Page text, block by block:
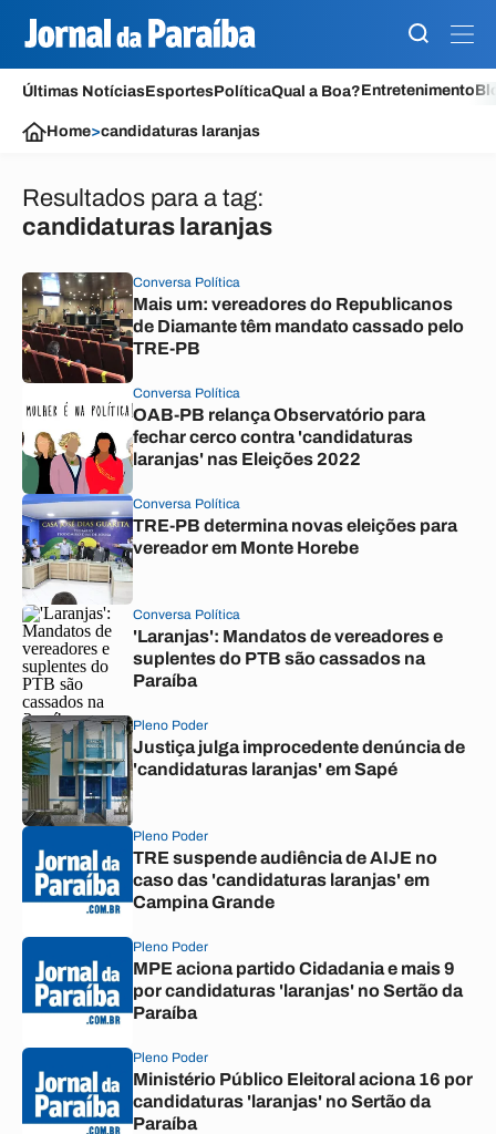
Últimas NotíciasEsportesPolíticaQual a Boa?Entretenimento
Home>candidaturas laranjas
Resultados para a tag:
candidaturas laranjas
Conversa Política
Mais um: vereadores do Republicanos
de Diamante têm mandato cassado pelo
TRE-PB
Conversa Política
OAB-PB relança Observatório para
fechar cerco contra 'candidaturas
laranjas' nas Eleições 2022
Conversa Política
TRE-PB determina novas eleições para
vereador em Monte Horebe
Conversa Política
'Laranjas': Mandatos de vereadores e
suplentes do PTB são cassados na
Paraíba
Pleno Poder
Justiça julga improcedente denúncia de
'candidaturas laranjas' em Sapé
Pleno Poder
TRE suspende audiência de AIJE no
caso das 'candidaturas laranjas' em
Campina Grande
Pleno Poder
MPE aciona partido Cidadania e mais 9
por candidaturas 'laranjas' no Sertão da
Paraíba
Pleno Poder
Ministério Público Eleitoral aciona 16 por
candidaturas 'laranjas' no Sertão da
Paraíba